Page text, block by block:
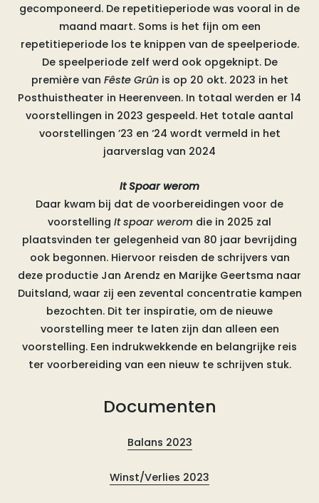
gecomponeerd. De repetitieperiode was vooral in de
maand maart. Soms is het fijn om een
repetitieperiode los te knippen van de speelperiode.
De speelperiode zelf werd ook opgeknipt. De
première van Fêste Grûnis op 20 okt. 2023 in het
Posthuistheater in Heerenveen. In totaal werden er 14
voorstellingen in 2023 gespeeld. Het totale aantal
voorstellingen ’23 en ‘24 wordt vermeld in het
jaarverslag van 2024
It Spoar werom
Daar kwam bij dat de voorbereidingen voor de
voorstelling It spoar werom die in 2025 zal
plaatsvinden ter gelegenheid van 80 jaar bevrijding
ook begonnen. Hiervoor reisden de schrijvers van
deze productie Jan Arendz en Marijke Geertsma naar
Duitsland, waar zij een zevental concentratie kampen
bezochten. Dit ter inspiratie, om de nieuwe
voorstelling meer te laten zijn dan alleen een
voorstelling. Een indrukwekkende en belangrijke reis
ter voorbereiding van een nieuw te schrijven stuk.
Documenten
Balans 2023
Winst/Verlies 2023